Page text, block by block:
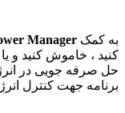
به کمک Manager
حل صرفه جویی در
برنامه جهت کنترل